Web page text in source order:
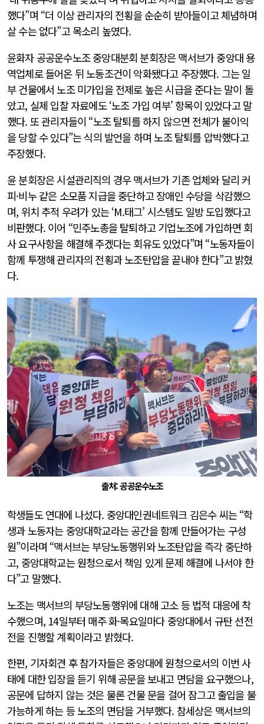
했다”며 “더 이상 관리자의 전횡을 순순히 받아들이고 체념하며
살 수는 없다”고 목소리 높였다.
윤화자 공공운수노조 중앙대분회 분회장은 맥서브가 중앙대 용
역업체로 들어온 뒤 노동조건이 악화됐다고 주장했다. 그는 일
부 건물에서 노조 미가입을 전제로 높은 시급을 준다는 말이 돌
았고, 실제 입찰 자료에도 ‘노조 가입 여부’ 항목이 있었다고 말
했다. 또 관리자들이 “노조 탈퇴를 하지 않으면 전체가 불이익
을 당할 수 있다”는 식의 발언을 하며 노조 탈퇴를 압박했다고
주장했다.
윤 분회장은 시설관리직의 경우 맥서브가 기존 업체와 달리 커
피·비누 같은 소모품 지급을 중단하고 장애인 수당을 삭감했으
며, 위치 추적 우려가 있는 ‘M.태그’ 시스템도 일방 도입했다고
비판했다. 이어 “민주노총을 탈퇴하고 기업노조에 가입하면 회
사 요구사항을 해결해 주겠다는 회유도 있었다”며 “노동자들이
함께 투쟁해 관리자의 전횡과 노조탄압을 끝내야 한다”고 밝혔
다.
출처: 공공운수노조
학생들도 연대에 나섰다. 중앙대인권네트워크 김은수 씨는 “학
생과 노동자는 중앙대학교라는 공간을 함께 만들어가는 구성
원”이라며 “맥서브는 부당노동행위와 노조탄압을 즉각 중단하
고, 중앙대학교는 원청으로서 책임 있게 문제 해결에 나서야 한
다”고 말했다.
노조는 맥서브의 부당노동행위에 대해 고소 등 법적 대응에 착
수했으며, 14일부터 매주 화·목요일마다 중앙대에서 규탄 선전
전을 진행할 계획이라고 밝혔다.
한편, 기자회견 후 참가자들은 중앙대에 원청으로서의 이번 사
태에 대한 입장을 듣기 위해 공문을 보내고 면담을 요구했으나,
공문에 답하지 않는 것은 물론 건물 문을 걸어 잠그고 출입을 불
가능하게 하는 등 노조의 면담을 거부했다. 참세상은 맥서브의